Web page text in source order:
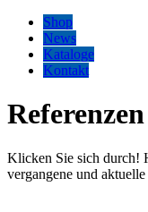
Shop
News
Kataloge
Kontakt
Referenzen
Klicken Sie sich durch!
vergangene und